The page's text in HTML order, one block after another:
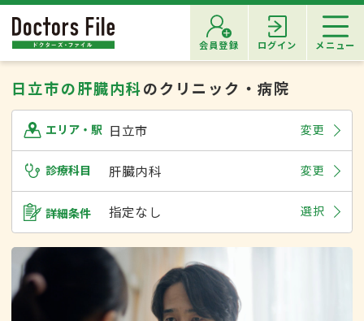
会員登録 ログイン メニュー
日立市の肝臓内科のクリニック・病院
エリア・駅 日立市 変更
診療科目 肝臓内科 変更
詳細条件 指定なし 選択